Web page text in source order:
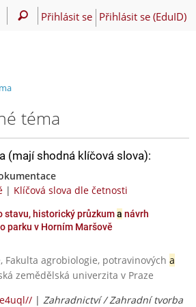
Přihlásit se Přihlásit se (EduID)
téma
(mají shodná klíčová slova):
| Klíčová slova dle četnosti
stavu, historický průzkuma návrh
parku v Horním Maršově
Fakulta agrobiologie, potravinových a
zemědělská univerzita v Praze
| Zahradnictví / Zahradní tvorba